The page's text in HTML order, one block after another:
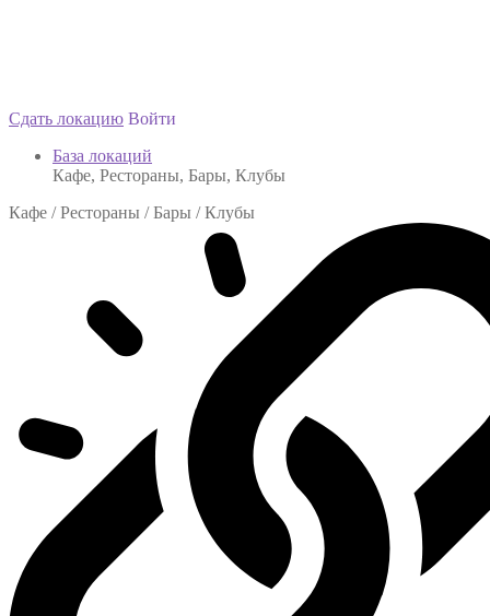
Сдать локацию Войти
База локаций
Кафе, Рестораны, Бары, Клубы
Кафе / Рестораны / Бары / Клубы